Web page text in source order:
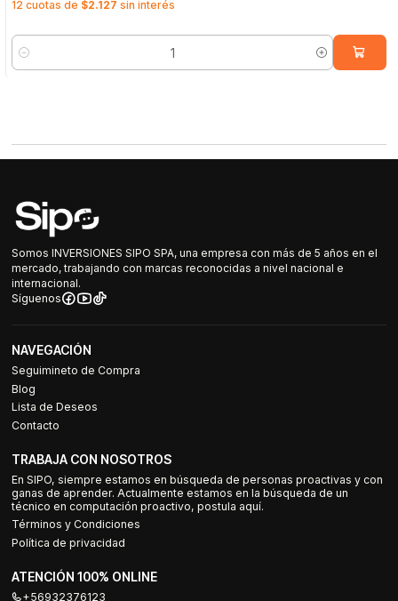
12 cuotas de $2.127 sin interés
Cantidad
Somos INVERSIONES SIPO SPA, una empresa con más de 5 años en el
mercado, trabajando con marcas reconocidas a nivel nacional e
internacional.
Síguenos
NAVEGACIÓN
Seguimineto de Compra
Blog
Lista de Deseos
Contacto
TRABAJA CON NOSOTROS
En SIPO, siempre estamos en búsqueda de personas proactivas y con
ganas de aprender. Actualmente estamos en la búsqueda de un
técnico en computación proactivo, postula aquí.
Términos y Condiciones
Política de privacidad
ATENCIÓN 100% ONLINE
+56932376123